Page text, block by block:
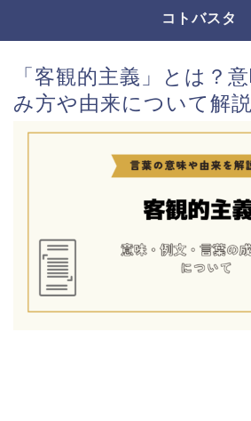
コトバスタ
「客観的主義」とは？
み方や由来について解説